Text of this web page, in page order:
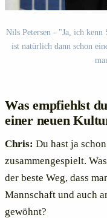
Nils Petersen - "Ja, ich kenn
ist natürlich dann schon
Was empfiehlst
einer neuen
Chris: Du hast ja
zusammengespielt.
der beste Weg, dass
Mannschaft und auch
gewöhnt?